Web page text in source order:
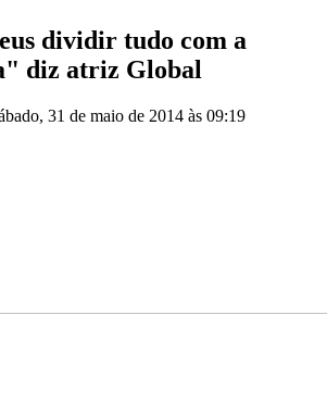
dividir tudo com a
diz atriz Global
31 de maio de 2014 às 09:19